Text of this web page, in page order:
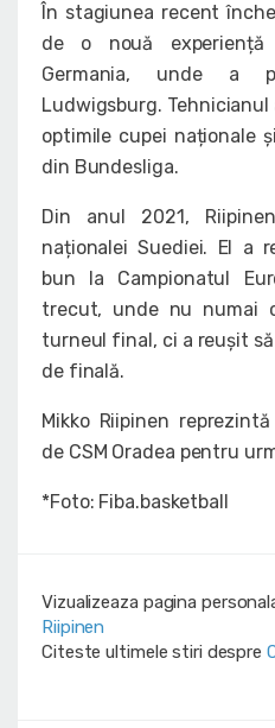
În stagiunea recent
de o nouă
Germania, unde a
Ludwigsburg.
optimile cupei naționale
din Bundesliga.
Din anul 2021,
naționalei Suediei. El a
bun la Campionatul
trecut, unde nu numai
turneul final, ci a reușit
de finală.
Mikko Riipinen
de CSM Oradea pentru
*Foto: Fiba.basketball
Vizualizeaza pagina
Riipinen
Citeste ultimele stiri despre